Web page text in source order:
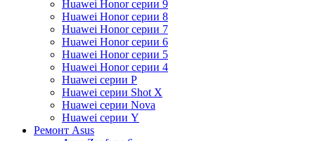
Huawei Honor серии 9
Huawei Honor серии 8
Huawei Honor серии 7
Huawei Honor серии 6
Huawei Honor серии 5
Huawei Honor серии 4
Huawei серии P
Huawei серии Shot X
Huawei серии Nova
Huawei серии Y
Ремонт Asus